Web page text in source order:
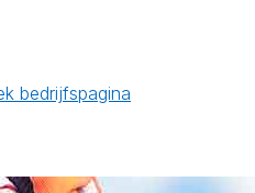
bedrijfspagina